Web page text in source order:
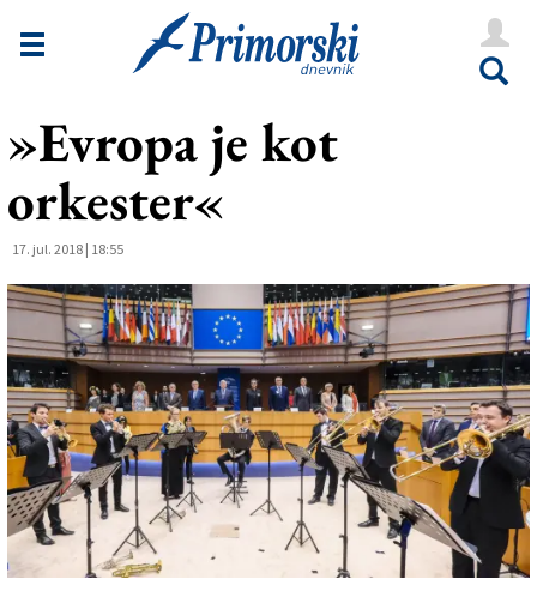
Novice
Goriška
Kultura
Še
Vreme
V Kioskih
Uredništvo
Oglasi
Založnik
»Evropa je kot
orkester«
17. jul. 2018 | 18:55